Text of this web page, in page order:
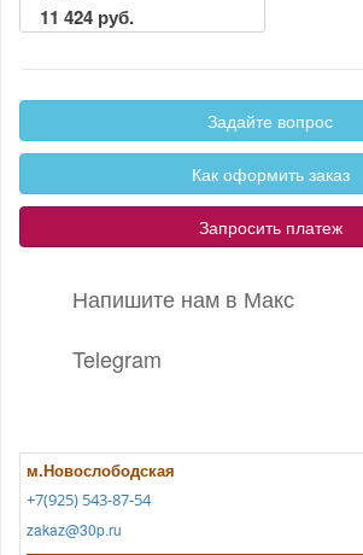
11 424 руб.
Задайте вопрос
Как оформить заказ
Запросить платеж
Напишите нам в Макс
Telegram
м.Новослободская
+7(925) 543-87-54
zakaz@30p.ru